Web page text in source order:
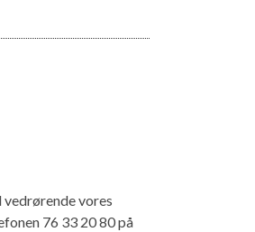
vores
76 33 20 80 på